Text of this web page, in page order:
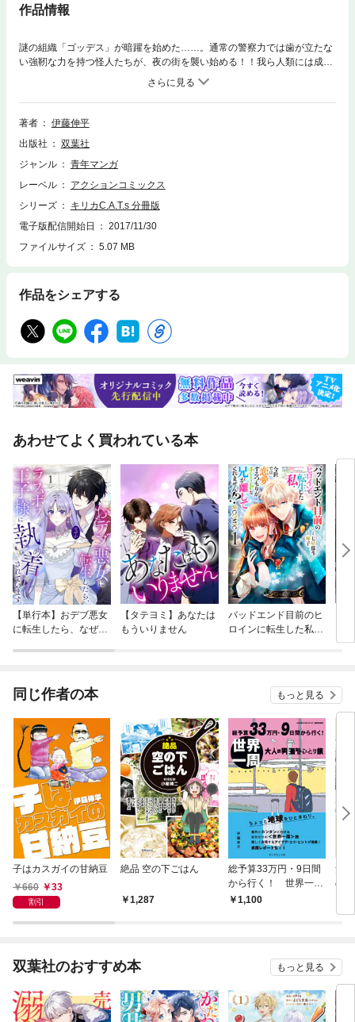
作品情報
謎の組織「ゴッデス」が暗躍を始めた……。通常の警察力では歯が立たな
い強靭な力を持つ怪人たちが、夜の街を襲い始める！！我ら人類には成す
術がないのか！？蹂躙されて、黙っているしかないのか！？大丈夫、ネコ
型スーツを身にまとったスーパーヒロインが、今立ち上がる！！その正体
は、警視庁公安部所属の警察官、姫野キリカ。テロリスト鎮圧の任務中
に、突然現れた怪人に重傷を負わされた彼女は、謎のネコ耳少女・MAOた
になってしまう。負けるなキリカ、がんばれキリカ「まりかセヴン」の伊
藤伸平がついに世に送り出す、スーパーヒロイン第2弾、衝撃のSFアクシ
著者
伊藤伸平
出版社
双葉社
ジャンル
青年マンガ
レーベル
アクションコミックス
シリーズ
キリカC.A.T.s 分冊版
電子版配信開始日
2017/11/30
ファイルサイズ
5.07 MB
作品をシェアする
あわせてよく買われている本
【単行本】おデブ悪女
に転生したら、なぜか
【タテヨミ】あなたは
もういりません
バッドエンド目前のヒ
ロインに転生した私、
同じ作者の本 もっと見る
子はカスガイの甘納豆
660
33
割引
絶品 空の下ごはん
1,287
総予算33万円・9日間
から行く！ 世界一周
大人の男海外ひとり旅
1,100
気
の
歩
双葉社のおすすめ本 もっと見る